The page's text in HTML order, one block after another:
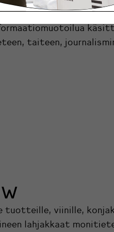
taiteen,
tuotteille, viinille,
lahjakkaat